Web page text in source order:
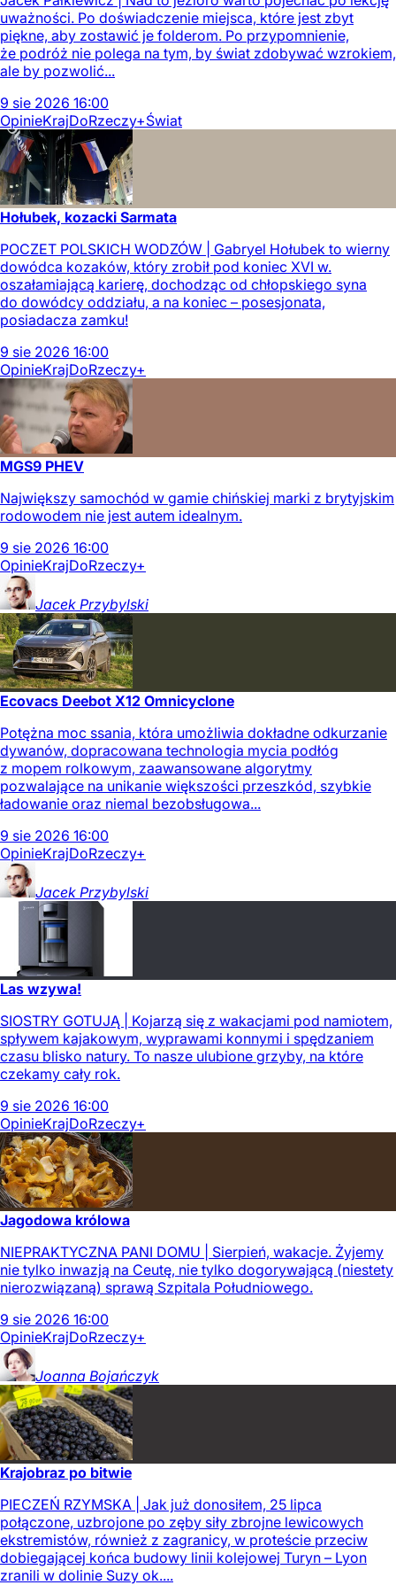
uważności. Po doświadczenie miejsca, które jest zbyt
piękne, aby zostawić je folderom. Po przypomnienie,
że podróż nie polega na tym, by świat zdobywać wzrokiem,
ale by pozwolić...
9 sie 2026 16:00
OpinieKrajDoRzeczy+Świat
Hołubek, kozacki Sarmata
POCZET POLSKICH WODZÓW | Gabryel Hołubek to wierny
dowódca kozaków, który zrobił pod koniec XVI w.
oszałamiającą karierę, dochodząc od chłopskiego syna
do dowódcy oddziału, a na koniec – posesjonata,
posiadacza zamku!
9 sie 2026 16:00
OpinieKrajDoRzeczy+
MGS9 PHEV
Największy samochód w gamie chińskiej marki z brytyjskim
rodowodem nie jest autem idealnym.
9 sie 2026 16:00
OpinieKrajDoRzeczy+
Jacek Przybylski
Ecovacs Deebot X12 Omnicyclone
Potężna moc ssania, która umożliwia dokładne odkurzanie
dywanów, dopracowana technologia mycia podłóg
z mopem rolkowym, zaawansowane algorytmy
pozwalające na unikanie większości przeszkód, szybkie
ładowanie oraz niemal bezobsługowa...
9 sie 2026 16:00
OpinieKrajDoRzeczy+
Jacek Przybylski
Las wzywa!
SIOSTRY GOTUJĄ | Kojarzą się z wakacjami pod namiotem,
spływem kajakowym, wyprawami konnymi i spędzaniem
czasu blisko natury. To nasze ulubione grzyby, na które
czekamy cały rok.
9 sie 2026 16:00
OpinieKrajDoRzeczy+
Jagodowa królowa
NIEPRAKTYCZNA PANI DOMU | Sierpień, wakacje. Żyjemy
nie tylko inwazją na Ceutę, nie tylko dogorywającą (niestety
nierozwiązaną) sprawą Szpitala Południowego.
9 sie 2026 16:00
OpinieKrajDoRzeczy+
Joanna Bojańczyk
Krajobraz po bitwie
PIECZEŃ RZYMSKA | Jak już donosiłem, 25 lipca
połączone, uzbrojone po zęby siły zbrojne lewicowych
ekstremistów, również z zagranicy, w proteście przeciw
dobiegającej końca budowy linii kolejowej Turyn – Lyon
zranili w dolinie Suzy ok....